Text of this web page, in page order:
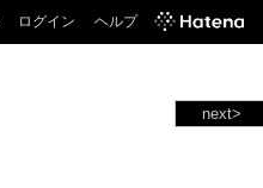
ログイン ヘルプ
next>